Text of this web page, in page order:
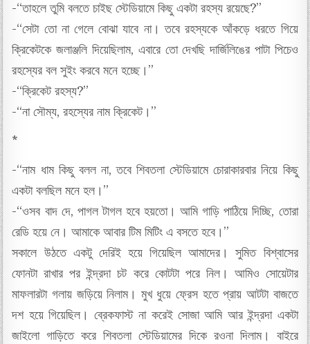
-“তাহলে তুমি বলতে চাইছ স্টেডিয়ামে কিছু একটা রহস্য রয়েছে?”
-“সেটা তো না গেলে বোঝা যাবে না। তবে রহস্যকে আঁকড়ে ধরতে গিয়ে
ক্রিকেটকে জলাঞ্জলি দিয়েছিলাম, এবারে তো দেখছি দার্জিলিঙের পাটা পিচেও
রহস্যের বল সুইং করবে মনে হচ্ছে।”
-“ক্রিকেট রহস্য?”
-“না সৌম্য, রহস্যের নাম ক্রিকেট।”
*
-“নাম ধাম কিছু বলল না, তবে শিবতলা স্টেডিয়ামে চোরাকারবার নিয়ে কিছু
একটা বলছিল মনে হল।”
-“ওসব বাদ দে, পাগল টাগল হবে হয়তো। আমি গাড়ি পাঠিয়ে দিচ্ছি, তোরা
রেডি হয়ে নে। আমাকে আবার টিম মিটিং এ বসতে হবে।”
সকালে উঠতে একটু দেরিই হয়ে গিয়েছিল আমাদের। সুমিত বিশ্বাসের
ফোনটা রাখার পর ইন্দ্রদা চট করে কোটটা পরে নিল। আমিও সোয়েটার
মাফলারটা গলায় জড়িয়ে নিলাম। মুখ ধুয়ে ফ্রেস হতে প্রায় আটটা বাজতে
দশ হয়ে গিয়েছিল। ব্রেকফাস্ট না করেই সোজা আমি আর ইন্দ্রদা একটা
জাইলো গাড়িতে করে শিবতলা স্টেডিয়ামের দিকে রওনা দিলাম। বাইরে